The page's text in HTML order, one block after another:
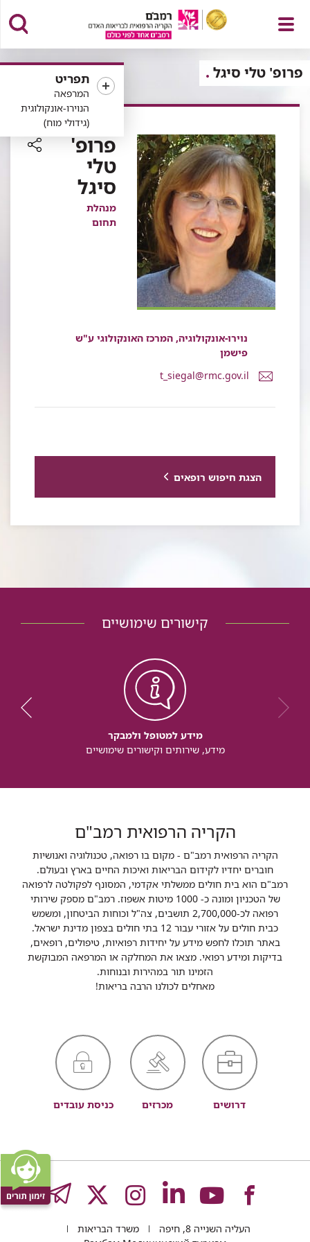
פתח
תפריט
תפריט
המרפאה
הנוירו-אונקולוגית
(גידולי מוח)
פרופ' טלי סיגל
פרופ'
טלי
סיגל
מנהלת
תחום
נוירו-אונקולוגיה, המרכז האונקולוגי ע"ש
פישמן
דואר
t_siegal@rmc.gov.il
הצגת חיפוש רופאים
קישורים שימושיים
מידע למטופל ולמבקר
מידע, שירותים וקישורים שימושיים
הקריה הרפואית רמב"ם
הקריה הרפואית רמב"ם - מקום בו רפואה, טכנולוגיה ואנושיות
חוברים יחדיו לקידום הבריאות ואיכות החיים בארץ ובעולם.
רמב"ם הוא בית חולים ממשלתי אקדמי, המסונף לפקולטה לרפואה
של הטכניון ומונה כ- 1000 מיטות אשפוז. רמב"ם מספק שירותי
רפואה לכ-2,700,000 תושבים, צה"ל וכוחות הביטחון, ומשמש
כבית חולים על אזורי עבור 12 בתי חולים בצפון מדינת ישראל.
באתר תוכלו לחפש מידע על יחידות רפואיות, טיפולים, רופאים,
בדיקות ומידע רפואי. מצאו את המחלקה או המרפאה המבוקשת
הזמינו תור במהירות ובנוחות.
מאחלים לכולנו הרבה בריאות!
דרושים מכרזים כניסת עובדים
לעמוד
לעמוד
לעמוד
לעמוד
לעמוד
העליה השנייה 8, חיפה
משרד הבריאות